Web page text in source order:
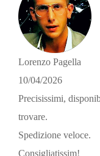
Lorenzo Pagella
10/04/2026
Precisissimi,
trovare.
Spedizione veloce.
Consigliatissim!